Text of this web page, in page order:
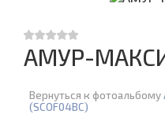
АМУР-
Вернуться к фотоальбому
(SCOF04BC)